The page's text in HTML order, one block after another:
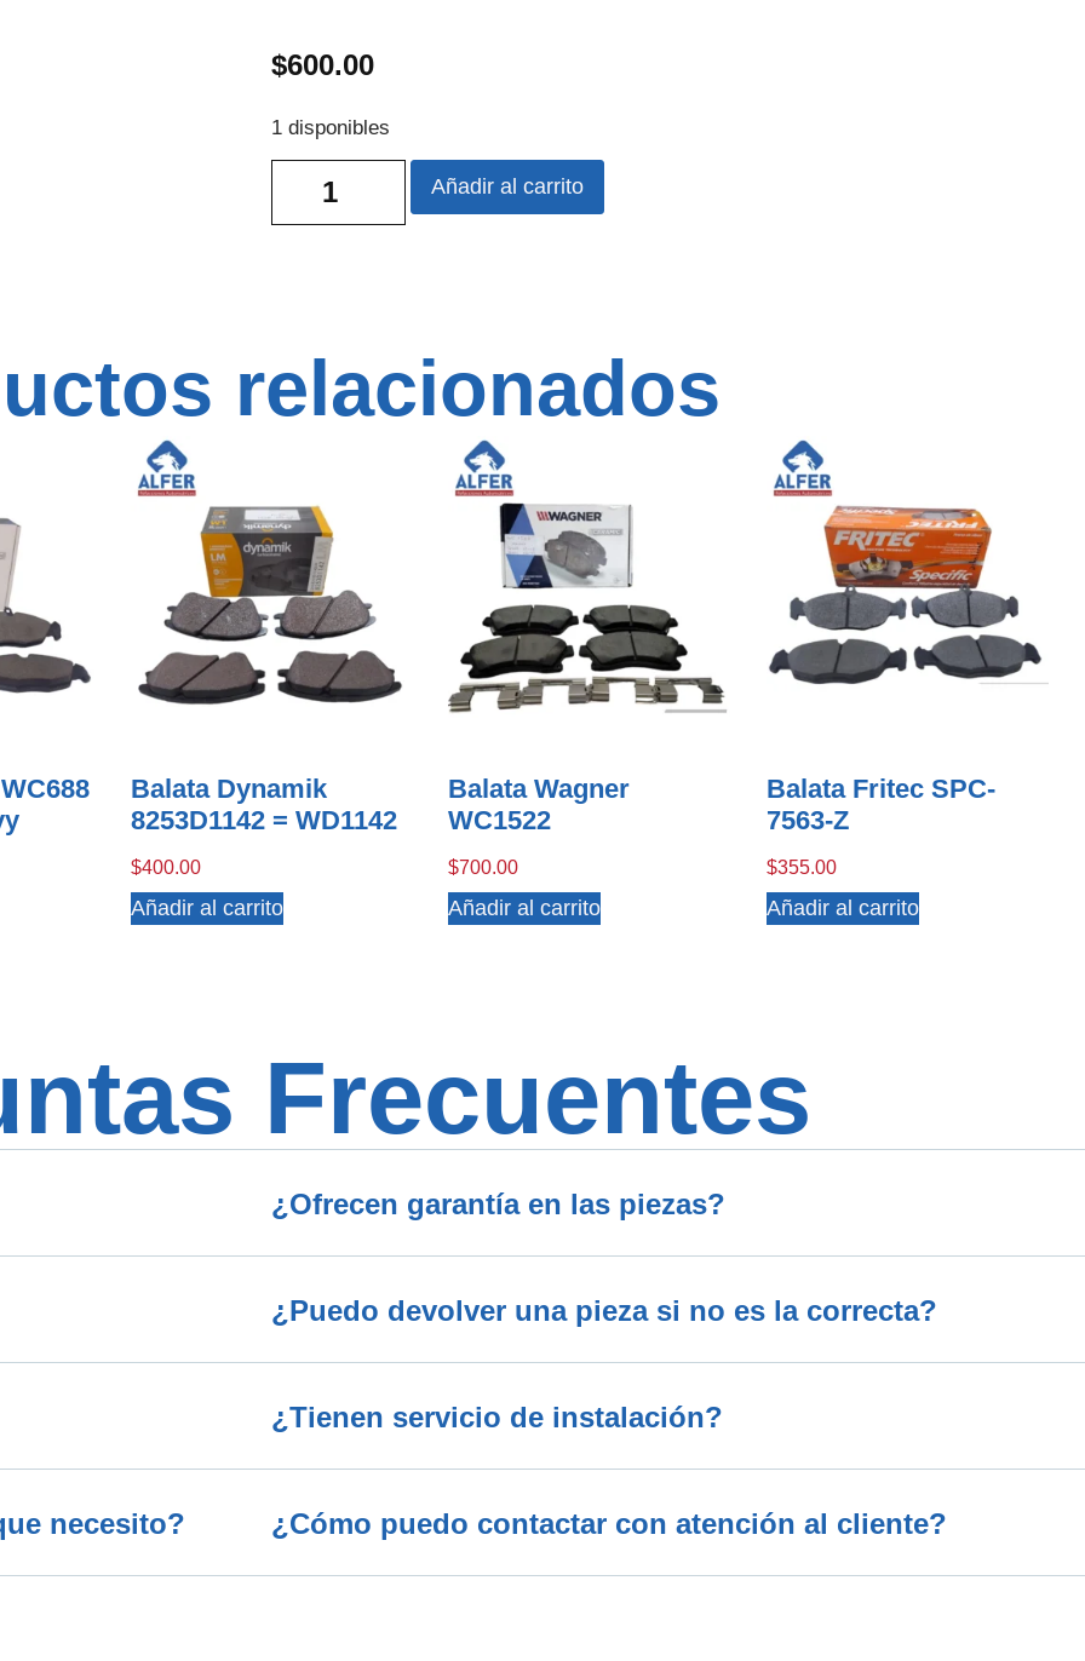
$600.00
1 disponibles
Añadir al carrito
relacionados
Balata Dynamik
8253D1142 = WD1142
$400.00
Añadir al carrito
Balata Wagner
WC1522
$700.00
Añadir al carrito
Balata Fritec SPC-
7563-Z
$355.00
Añadir al carrito
Frecuentes
necesito?
¿Ofrecen garantía en las piezas?
¿Puedo devolver una pieza si no es la correcta?
¿Tienen servicio de instalación?
¿Cómo puedo contactar con atención al cliente?